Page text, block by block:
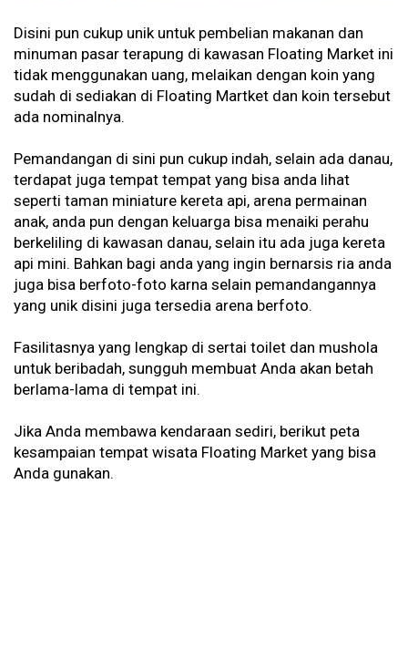
Disini pun cukup unik untuk pembelian makanan dan
minuman pasar terapung di kawasan Floating Market ini
tidak menggunakan uang, melaikan dengan koin yang
sudah di sediakan di Floating Martket dan koin tersebut
ada nominalnya.
Pemandangan di sini pun cukup indah, selain ada danau,
terdapat juga tempat tempat yang bisa anda lihat
seperti taman miniature kereta api, arena permainan
anak, anda pun dengan keluarga bisa menaiki perahu
berkeliling di kawasan danau, selain itu ada juga kereta
api mini. Bahkan bagi anda yang ingin bernarsis ria anda
juga bisa berfoto-foto karna selain pemandangannya
yang unik disini juga tersedia arena berfoto.
Fasilitasnya yang lengkap di sertai toilet dan mushola
untuk beribadah, sungguh membuat Anda akan betah
berlama-lama di tempat ini.
Jika Anda membawa kendaraan sediri, berikut peta
kesampaian tempat wisata Floating Market yang bisa
Anda gunakan.